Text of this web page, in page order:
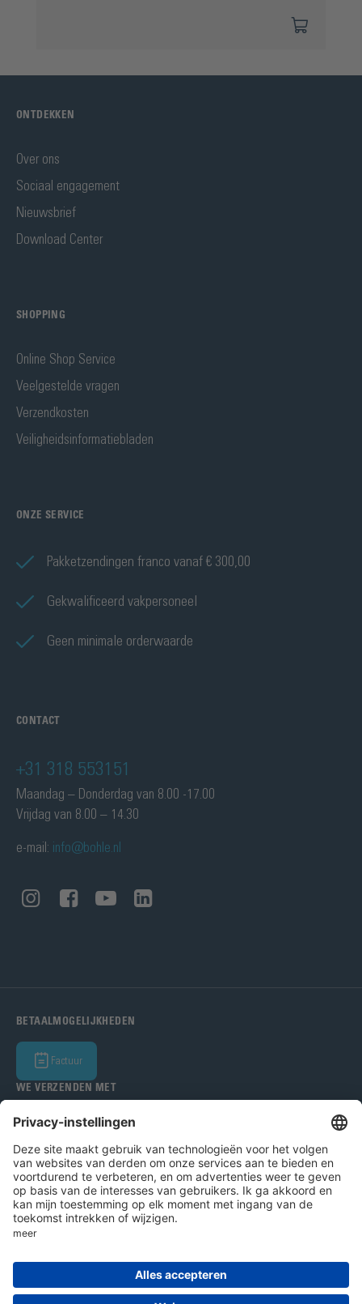
ONTDEKKEN
Over ons
Sociaal engagement
Nieuwsbrief
Download Center
SHOPPING
Online Shop Service
Veelgestelde vragen
Verzendkosten
Veiligheidsinformatiebladen
ONZE SERVICE
Pakketzendingen franco vanaf € 300,00
Gekwalificeerd vakpersoneel
Geen minimale orderwaarde
CONTACT
+31 318 553151
Maandag – Donderdag van 8.00 -17.00
Vrijdag van 8.00 – 14.30
e-mail: info@bohle.nl
BETAALMOGELIJKHEDEN
Factuur
WE VERZENDEN MET
Bohle Benelux BV 2026
AVV